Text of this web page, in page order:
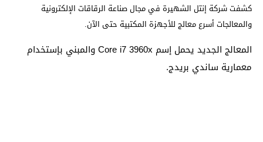
كشفت شركة إنتل الشهيرة في مجال صناعة الرقاقات الإلكترونية
والمعالجات أسرع معالج للأجهزة المكتبية حتى الآن.
المعالج الجديد يحمل إسم Core i7 3960x والمبني بإستخدام
معمارية ساندي بريدج.